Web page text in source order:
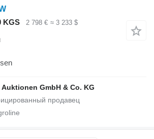
KGS
2 798 € ≈ 3 233 $
GmbH & Co. KG